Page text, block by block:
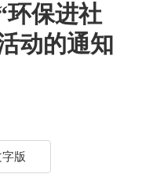
环保进社
动的通知
字版